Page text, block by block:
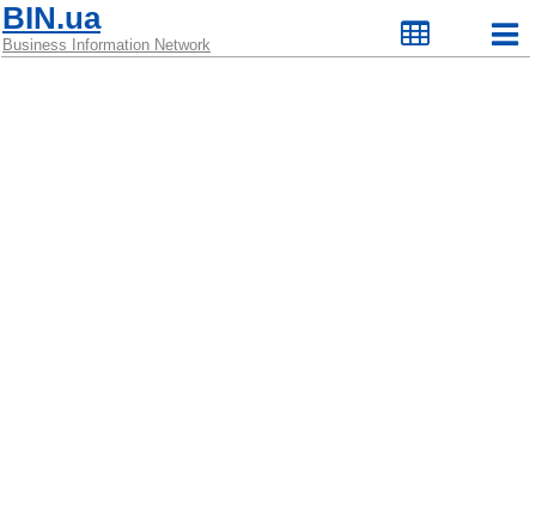
BIN.ua
Business Information Network